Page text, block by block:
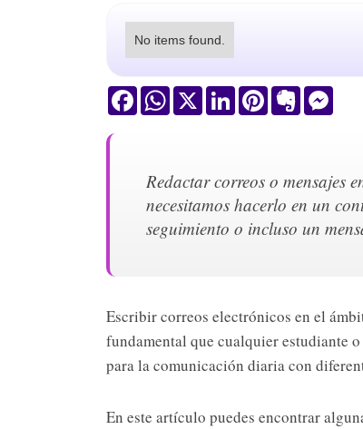
No items found.
FacebookWhatsApp
X LinkedInPinterestEvernote
Redactar correos o mensajes
necesitamos hacerlo en un
seguimiento o incluso un
Escribir correos electrónicos en el
fundamental que cualquier estudiante
para la comunicación diaria con
En este artículo puedes encontrar